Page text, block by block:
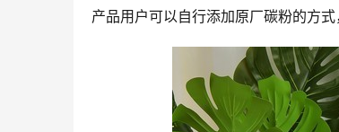
产品用户可以自行添加原厂碳粉的方